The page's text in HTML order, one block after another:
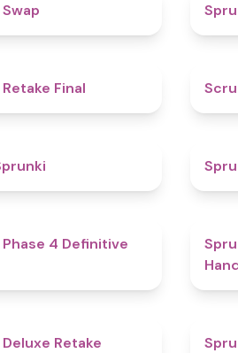
Final
4 Definitive
Retake